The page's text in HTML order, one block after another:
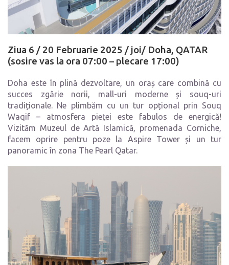
Ziua 6 / 20 Februarie 2025 / joi/ Doha, QATAR
(sosire vas la ora 07:00 – plecare 17:00)
Doha este în plină dezvoltare, un oraș care combină cu
succes zgârie norii, mall-uri moderne și souq-uri
tradiționale. Ne plimbăm cu un tur opțional prin Souq
Waqif – atmosfera pieței este fabulos de energică!
Vizităm Muzeul de Artă Islamică, promenada Corniche,
facem oprire pentru poze la Aspire Tower și un tur
panoramic în zona The Pearl Qatar.